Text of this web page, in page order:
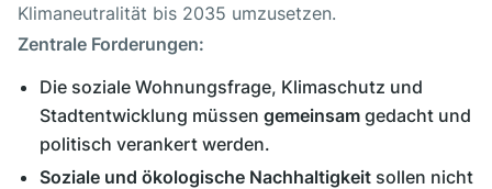
Klimaneutralität bis 2035 umzusetzen.
Zentrale Forderungen:
Die soziale Wohnungsfrage, Klimaschutz und
Stadtentwicklung müssen gemeinsam gedacht und
politisch verankert werden.
Soziale und ökologische Nachhaltigkeit sollen nicht